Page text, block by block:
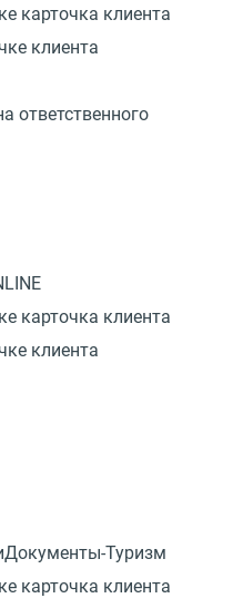
карточка клиента
клиента
ответственного
карточка клиента
клиента
Туризм
карточка клиента